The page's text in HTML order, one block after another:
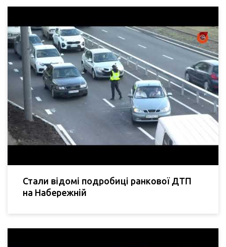
Стали відомі подробиці ранкової ДТП
на Набережній